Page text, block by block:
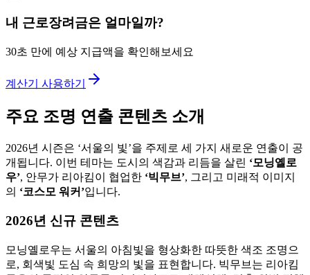
내 근로장려금은 얼마일까?
30초 만에 예상 지급액을 확인해보세요
계산기 사용하기
주요 조명 연출 콘텐츠 소개
2026년 시즌은 ‘서울의 빛’을 주제로 세 가지 새로운 연출이 공
개됩니다. 이번 테마는 도시의 색감과 리듬을 살린 ‘모닝옐로
우’, 안무가 리아킴이 협업한 ‘빅무브’, 그리고 미래적 이미지
의 ‘코스모 워커’입니다.
2026년 신규 콘텐츠
모닝옐로우는 서울의 아침빛을 형상화한 따뜻한 색조 조명으
로, 회색빛 도심 속 희망의 빛을 표현합니다. 빅무브는 리아킴